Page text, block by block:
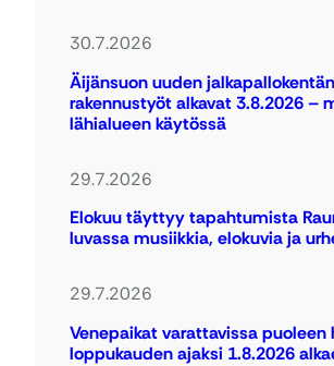
30.7.2026
Äijänsuon uuden jalkapallokentän
rakennustyöt alkavat 3.8.2026 –
lähialueen käytössä
29.7.2026
Elokuu täyttyy tapahtumista
luvassa musiikkia, elokuvia ja
29.7.2026
Venepaikat varattavissa puoleen
loppukauden ajaksi 1.8.2026